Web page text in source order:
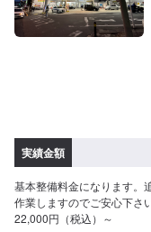
実績金額
基本整備料金になります。
作業しますのでご安心下さ
22,000円（税込）～